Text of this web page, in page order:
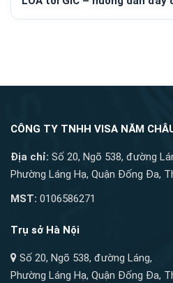
CÔNG TY TNHH VISA NĂM
Địa chỉ: Số 20, Ngõ 538, đường
Phường Láng Hạ, Quận Đống Đa,
MST: 0106586271
Trụ sở Hà Nội
Số 20, Ngõ 538, đường Láng,
Phường Láng Hạ, Quận Đống Đa,